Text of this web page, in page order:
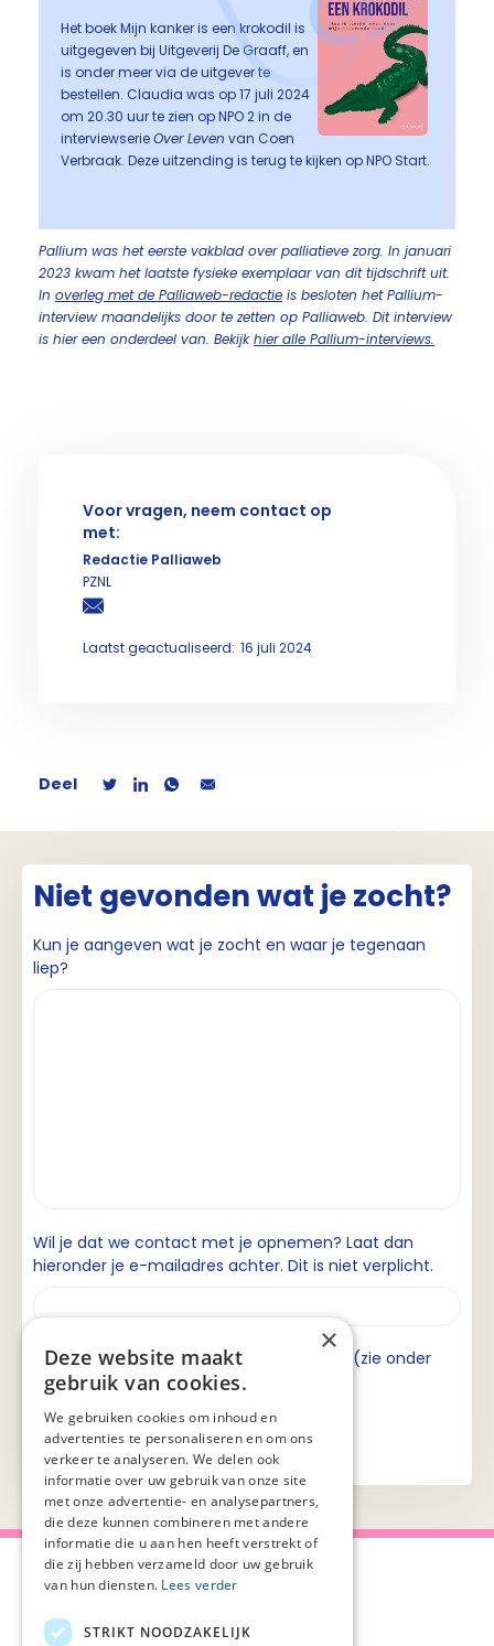
Het boek Mijn kanker is een krokodil is
uitgegeven bij Uitgeverij De Graaff, en
is onder meer via de uitgever te
bestellen. Claudia was op 17 juli 2024
om 20.30 uur te zien op NPO 2 in de
interviewserieOver Leven van Coen
Verbraak. Deze uitzending is terug te kijken op NPO Start.
Pallium was het eerste vakblad over palliatieve zorg. In januari
2023 kwam het laatste fysieke exemplaar van dit tijdschrift uit.
In overleg met de Palliaweb-redactie is besloten het Pallium-
interview maandelijks door te zetten op Palliaweb. Dit interview
is hier een onderdeel van. Bekijkhier alle Pallium-interviews.
Voor vragen, neem contact op
met:
Redactie Palliaweb
PZNL
Laatst geactualiseerd: 16 juli 2024
Deel
Niet gevonden wat je zocht?
Kun je aangeven wat je zocht en waar je tegenaan
liep?
Wil je dat we contact met je opnemen? Laat dan
hieronder je e-mailadres achter. Dit is niet verplicht.
Ik ga akkoord met de privacyverklaring (zie onder
aan de pagina).
Over Palliaweb Privacyverklaring
×
Deze website maakt
gebruik van cookies.
We gebruiken cookies om inhoud en
advertenties te personaliseren en om ons
verkeer te analyseren. We delen ook
informatie over uw gebruik van onze site
met onze advertentie- en analysepartners,
die deze kunnen combineren met andere
informatie die u aan hen heeft verstrekt of
die zij hebben verzameld door uw gebruik
van hun diensten. Lees verder
STRIKT NOODZAKELIJK